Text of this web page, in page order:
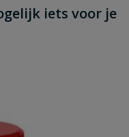
iets voor je